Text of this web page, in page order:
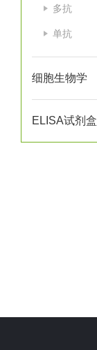
多抗
单抗
细胞生物学
ELISA试剂盒